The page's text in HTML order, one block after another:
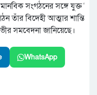
সংগঠনের সঙ্গে যুক্ত
তাঁর বিদেহী আত্মার শান্তি
সমবেদনা জানিয়েছে।
WhatsApp